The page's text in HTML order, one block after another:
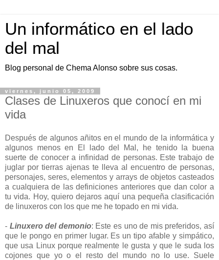
Un informático en el lado
del mal
Blog personal de Chema Alonso sobre sus cosas.
viernes, junio 05, 2009
Clases de Linuxeros que conocí en mi
vida
Después de algunos añitos en el mundo de la informática y
algunos menos en El lado del Mal, he tenido la buena
suerte de conocer a infinidad de personas. Este trabajo de
juglar por tierras ajenas te lleva al encuentro de personas,
personajes, seres, elementos y arrays de objetos casteados
a cualquiera de las definiciones anteriores que dan color a
tu vida. Hoy, quiero dejaros aquí una pequeña clasificación
de linuxeros con los que me he topado en mi vida.
- Linuxero del demonio: Este es uno de mis preferidos, así
que le pongo en primer lugar. Es un tipo afable y simpático,
que usa Linux porque realmente le gusta y que le suda los
cojones que yo o el resto del mundo no lo use. Suele